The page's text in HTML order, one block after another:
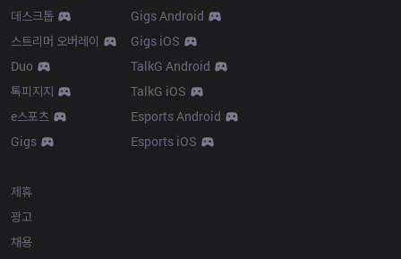
데스크톱
스트리머 오버레이
Duo
톡피지지
e스포츠
Gigs
Gigs Android
Gigs iOS
TalkG Android
TalkG iOS
Esports Android
Esports iOS
제휴
광고
채용